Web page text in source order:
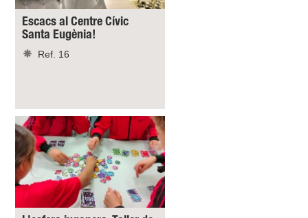
Escacs al Centre Cívic
Santa Eugènia!
Ref. 16